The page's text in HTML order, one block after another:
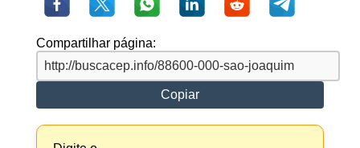
Compartilhar página:
Copiar